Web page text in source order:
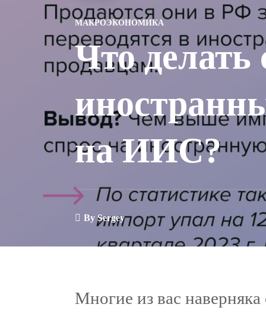
МАКРОЭКОНОМИКА
Что делать
на ИИС?
By Sergey
Многие из вас